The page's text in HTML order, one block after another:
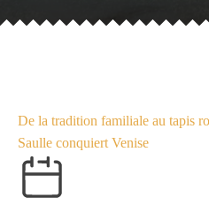
De la tradition familiale au tapis
Saulle conquiert Venise